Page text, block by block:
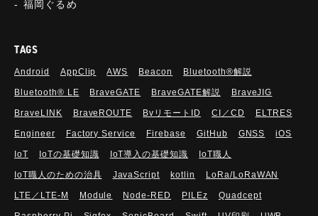
福岡ぐるめ
TAGS
Android AppClip AWS Beacon Bluetooth®解説
Bluetooth®︎ LE BraveGATE BraveGATE解説 BraveJIG
BraveLINK BraveROUTE BvリモートID CI／CD ELTRES
Engineer Factory Service Firebase GitHub GNSS iOS
IoT IoTの基礎知識 IoT導入の基礎知識 IoT職人
IoT職人のための治具 JavaScript kotlin LoRa/LoRaWAN
LTE／LTE-M Module Node-RED PILEz Quadcept